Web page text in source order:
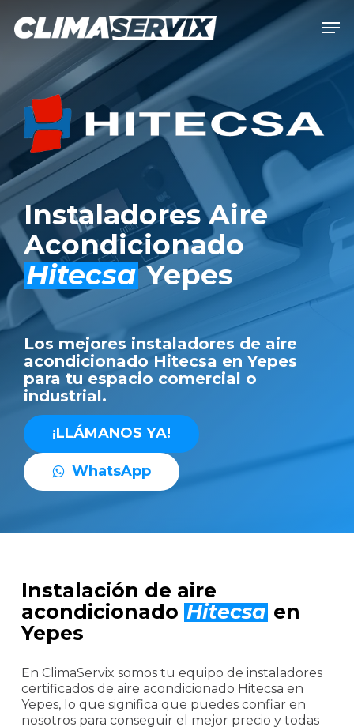
content
Instaladores Aire
Acondicionado
HitecsaYepes
Los mejores instaladores de aire
acondicionado Hitecsa en Yepes
para tu espacio comercial o
industrial.
¡LLÁMANOS YA!
WhatsApp
Instalación de aire
acondicionado Hitecsa en
Yepes
En ClimaServix somos tu equipo de instaladores
certificados de aire acondicionado Hitecsa en
Yepes, lo que significa que puedes confiar en
nosotros para conseguir el mejor precio y todas
Close
Menu